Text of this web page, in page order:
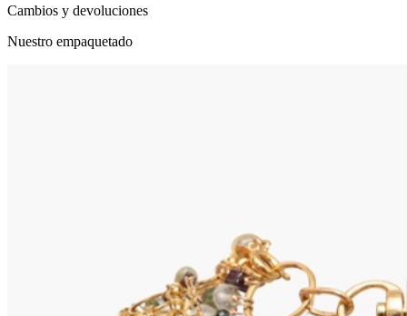
Cambios y devoluciones
Nuestro empaquetado